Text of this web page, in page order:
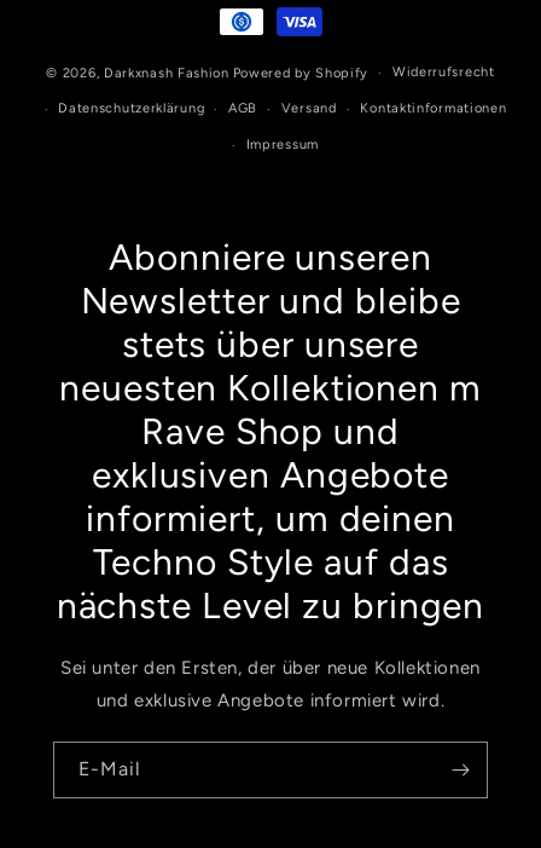
© 2026, Darkxnash Fashion Powered by Shopify Widerrufsrecht
Datenschutzerklärung AGB Versand Kontaktinformationen
Impressum
Abonniere unseren
Newsletter und bleibe
stets über unsere
neuesten Kollektionen m
Rave Shop und
exklusiven Angebote
informiert, um deinen
Techno Style auf das
nächste Level zu bringen
Sei unter den Ersten, der über neue Kollektionen
und exklusive Angebote informiert wird.
E-Mail